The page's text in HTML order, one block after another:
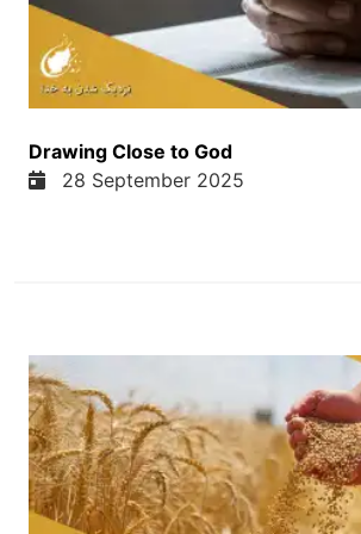
ما دیدیم که مردم آلت عادی داشتند ولی
کرد در کابل و حتما هر بم ای که انفجار
که زده می شه این زخمی از خود به
ضرر می رسانه به مردم و همچنان به
و بدتر از همه که سلح آرامش مردم را
این واقعا درد آور است ولی همچنان از
که طالبا و دولت پاکستان اینا با
مقدس چی در عهد عتیق و همچنان در
شهزادی سلح نام دارد و درس های از
او در مورد سلح و آشتی است و ما خوش
و برادرهای تاجک ما تقریبا بعد سالهای
سی سال آخیر نام تا حدود سلح دارند یک
هم جنگ های داخلی وجود داشت ولی
Drawing Close to God
28 September 2025